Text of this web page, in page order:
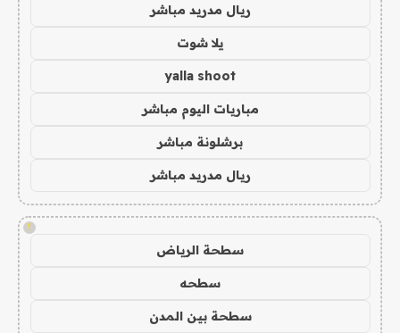
ريال مدريد مباشر
يلا شوت
yalla shoot
مباريات اليوم مباشر
برشلونة مباشر
ريال مدريد مباشر
!
سطحة الرياض
سطحه
سطحة بين المدن